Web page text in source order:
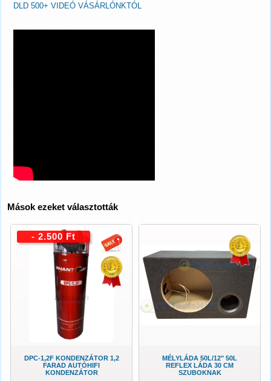
DLD 500+ VIDEÓ VÁSÁRLÓNKTÓL
Mások ezeket választották
DPC-1,2F KONDENZÁTOR 1,2
FARAD AUTÓHIFI
KONDENZÁTOR
- 2.500 Ft
MÉLYLÁDA 50L/12" 50L
REFLEX LÁDA 30 CM
SZUBOKNAK